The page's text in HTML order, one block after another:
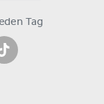
Tag